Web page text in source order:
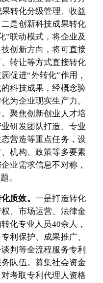
转化分级管理、收益
是创新科技成果转化
联动模式，将企业及
创新方向，将可直接
转让等方式直接转化
促进“外转化”作用，
科技成果，经概念验
为企业现实生产力。
聚焦创新创业人才培
研发团队打造、专业
营造等重点任务，设
机构、政策等多要素
业需求信息不对称，
。
质效。 一是打造转化
、市场运营、法律金
化专业人员40余人，
利保护、成果推广、
判等全流程服务专利
队伍。募集社会资金
考取专利代理人资格